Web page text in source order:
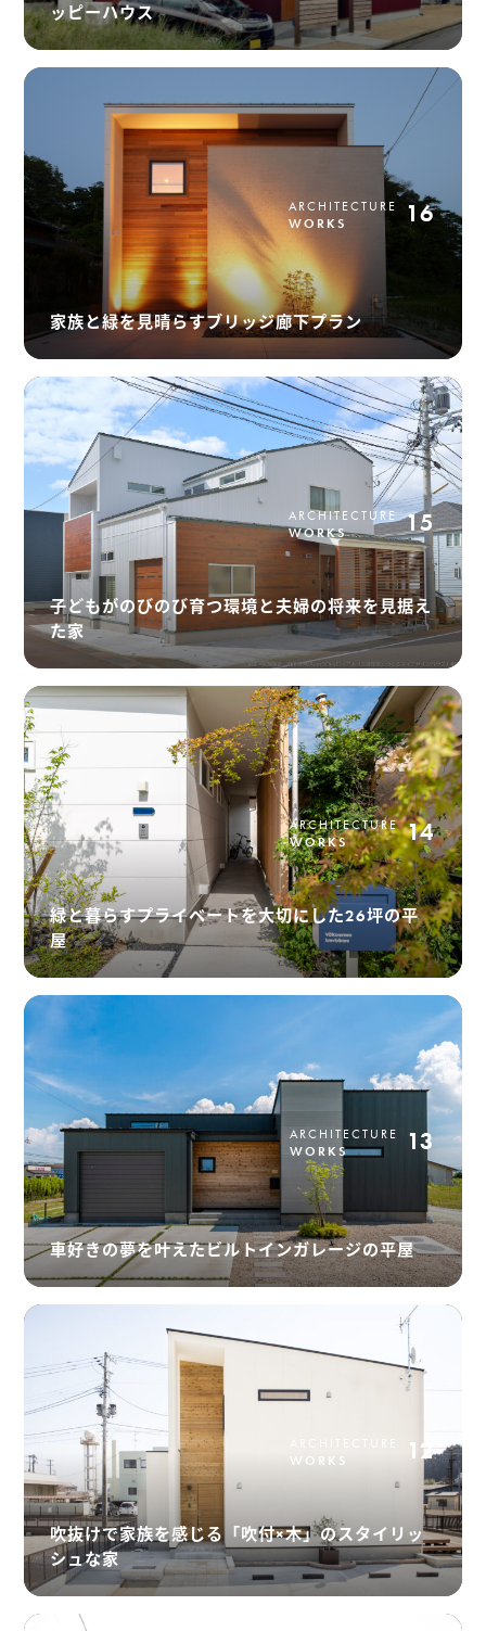
ッピーハウス
ARCHITECTURE
WORKS
16
家族と緑を見晴らすブリッジ廊下プラン
ARCHITECTURE
WORKS
15
子どもがのびのび育つ環境と夫婦の将来を見据え
た家
ARCHITECTURE
WORKS
14
緑と暮らすプライベートを大切にした26坪の平
屋
ARCHITECTURE
WORKS
13
車好きの夢を叶えたビルトインガレージの平屋
ARCHITECTURE
WORKS
12
吹抜けで家族を感じる「吹付×木」のスタイリッ
シュな家